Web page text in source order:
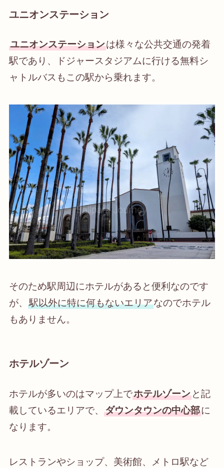
ユニオンステーション
ユニオンステーションは様々な公共交通の発着
駅であり、ドジャースタジアムに行ける無料シ
ャトルバスもこの駅から乗れます。
そのため駅周辺にホテルがあると便利なのです
が、 駅以外に特に何もないエリアなのでホテル
もありません。
ホテルゾーン
ホテルが多いのはマップ上でホテルゾーンと記
載しているエリアで、 ダウンタウンの中心部に
なります。
レストランやショップ、美術館、メトロ駅など